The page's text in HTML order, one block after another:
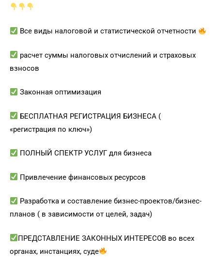
Все виды налоговой и статистической отчетности
расчет суммы налоговых отчислений и страховых
взносов
Законная оптимизация
БЕСПЛАТНАЯ РЕГИСТРАЦИЯ БИЗНЕСА (
«регистрация по ключ»)
ПОЛНЫЙ СПЕКТР УСЛУГ для бизнеса
Привлечение финансовых ресурсов
Разработка и составление бизнес-проектов/бизнес-
планов ( в зависимости от целей, задач)
ПРЕДСТАВЛЕНИЕ ЗАКОННЫХ ИНТЕРЕСОВ во всех
органах, инстанциях, суде